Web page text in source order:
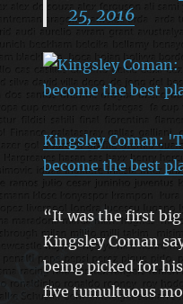
25, 2016
Kingsley Coman:
become the best
“It was the first
Kingsley Coman
being picked for
five tumultuous